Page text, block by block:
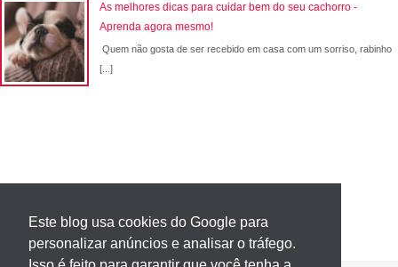
Este blog usa cookies do Google para
personalizar anúncios e analisar o tráfego.
As melhores dicas para cuidar bem do seu cachorro -
Aprenda agora mesmo!
Quem não gosta de ser recebido em casa com um sorriso, rabinho
[...]